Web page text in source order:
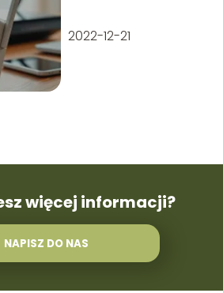
przewodnik
2022-12-21
więcej informacji?
NAPISZ DO NAS